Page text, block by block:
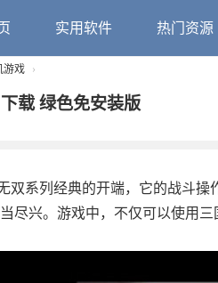
实用软件 热门资源
游戏 ›
载 绿色免安装版
双系列经典的开端，它的战斗
尽兴。游戏中，不仅可以使用